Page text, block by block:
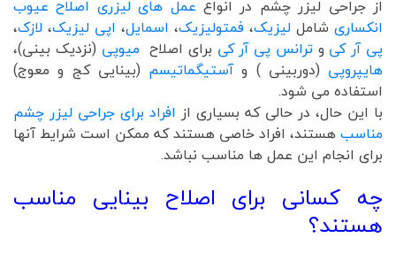
از جراحی لیزر چشم در انواع عمل های لیزری اصلاح عیوب
انکساری شامل لیزیک، فمتولیزیک، اسمایل، اپی لیزیک، لازک،
پی آر کی و ترانس پی آر کی برای اصلاح میوپی (نزدیک بینی)،
هایپروپی (دوربینی ) وآستیگماتیسم (بینایی کج و معوج)
استفاده می شود.
با این حال، در حالی که بسیاری از افراد برای جراحی لیزر چشم
مناسبهستند، افراد خاصی هستند که ممکن است شرایط آنها
برای انجام این عمل ها مناسب نباشد.
چه کسانی برای اصلاح بینایی مناسب
هستند؟